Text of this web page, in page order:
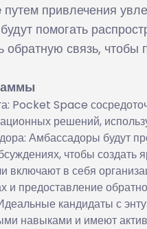
привлечения
помогать
обратную связь, чтобы
Pocket Space
решений,
Амбассадоры будут
чтобы
включают в себя
предоставление
кандидаты с
навыками и имеют